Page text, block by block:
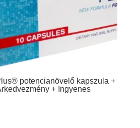
potencianövelő kapszula +
+ Ingyenes